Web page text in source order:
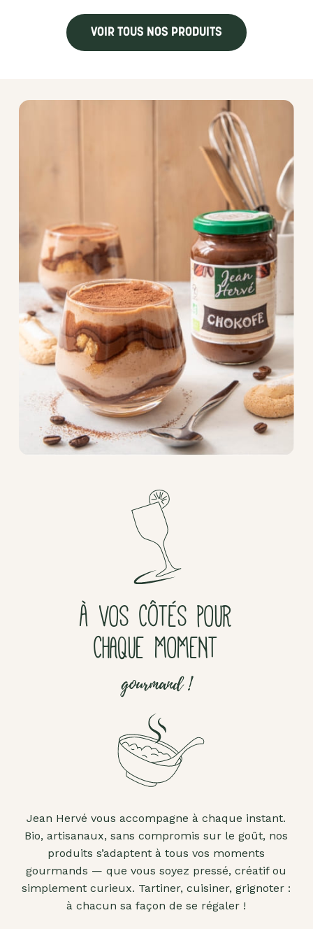
VOIR TOUS NOS PRODUITS
À VOS CÔTÉS POUR
CHAQUE MOMENT
gourmand !
Jean Hervé vous accompagne à chaque instant.
Bio, artisanaux, sans compromis sur le goût, nos
produits s’adaptent à tous vos moments
gourmands — que vous soyez pressé, créatif ou
simplement curieux. Tartiner, cuisiner, grignoter :
à chacun sa façon de se régaler !